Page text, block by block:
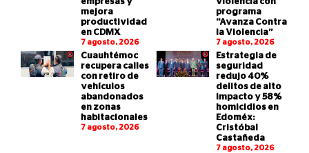
empresas y
mejora
productividad
en CDMX
7 agosto, 2026
violencia con
programa
“Avanza Contra
la Violencia”
7 agosto, 2026
Cuauhtémoc
recupera calles
con retiro de
vehículos
abandonados
en zonas
habitacionales
7 agosto, 2026
Estrategia de
seguridad
redujo 40%
delitos de alto
impacto y 58%
homicidios en
Edoméx:
Cristóbal
Castañeda
7 agosto, 2026